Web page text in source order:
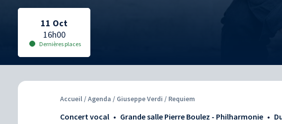
Date sélectionnée:
Date sélectionnée:
11 Oct
16h00
Dernières places
Accueil /Agenda / Giuseppe Verdi / Requiem
Concert vocal • Grande salle Pierre Boulez - Philharmonie •